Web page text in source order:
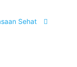
Sehat